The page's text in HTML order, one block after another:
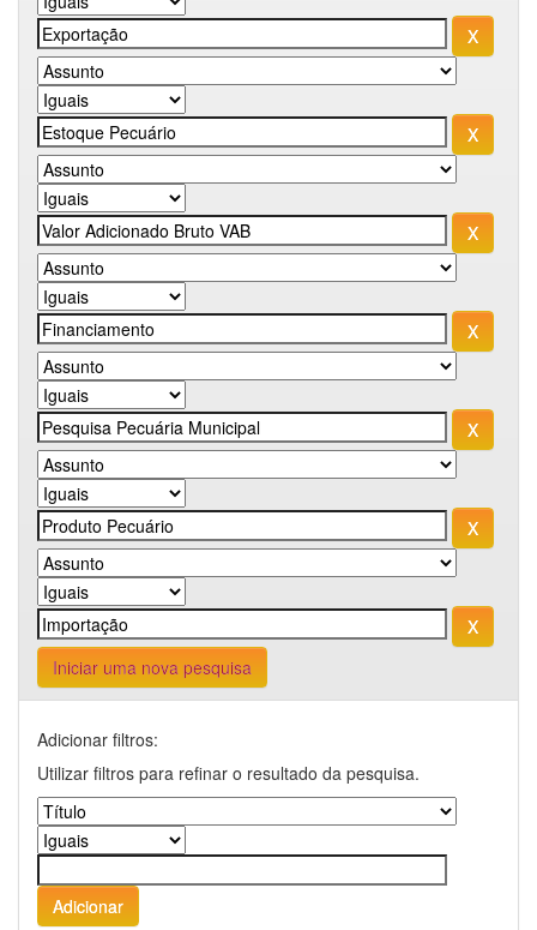
Iniciar uma nova pesquisa
Adicionar filtros:
Utilizar filtros para refinar o resultado da pesquisa.